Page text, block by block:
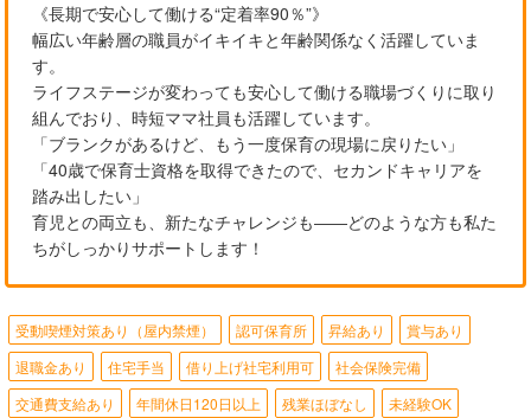
《長期で安心して働ける“定着率90％”》
幅広い年齢層の職員がイキイキと年齢関係なく活躍していま
す。
ライフステージが変わっても安心して働ける職場づくりに取り
組んでおり、時短ママ社員も活躍しています。
「ブランクがあるけど、もう一度保育の現場に戻りたい」
「40歳で保育士資格を取得できたので、セカンドキャリアを
踏み出したい」
育児との両立も、新たなチャレンジも――どのような方も私た
ちがしっかりサポートします！
受動喫煙対策あり（屋内禁煙） 認可保育所 昇給あり
賞与あり
退職金あり
住宅手当 借り上げ社宅利用可
社会保険完備
交通費支給あり
年間休日120日以上 残業ほぼなし
未経験OK